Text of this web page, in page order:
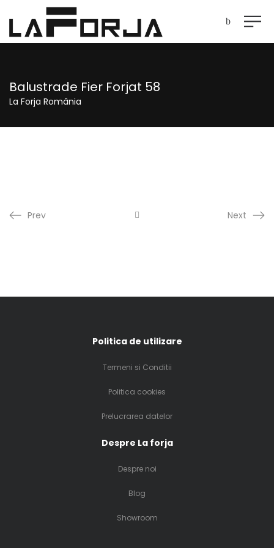
Balustrade Fier Forjat 58
La Forja România
Prev Next
Politica de utilizare
Termeni si Conditii
Politica cookies
Prelucrarea datelor
Despre La forja
Despre noi
Blog
Showroom